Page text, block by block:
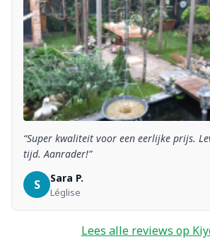
“Super kwaliteit voor een eerlijke prijs.
tijd. Aanrader!”
S Sara P.
Léglise
Lees alle reviews op